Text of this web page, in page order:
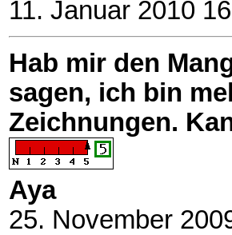
11. Januar 2010
Hab mir den
sagen, ich bin
Zeichnungen.
Aya
25. November